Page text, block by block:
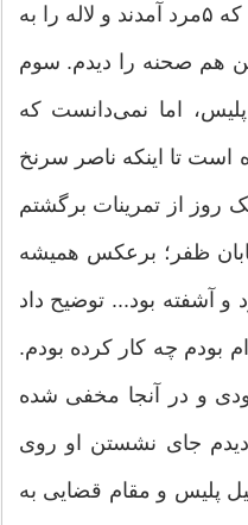
اینکه من آنجا مخفی شده بودم که ۵مرد آمدند و لاله را به
هم صحنه را دیدم. سوم
اما نمی‌دانست که
است تا اینکه ناصر سرنخ
روز از تمرینات برگشتم
ظفر؛ برعکس همیشه
و آشفته بود... توضیح داد
بودم چه کار کرده بودم.
و در آنجا مخفی شده
جای نشستن او روی
پلیس و مقام قضایی به